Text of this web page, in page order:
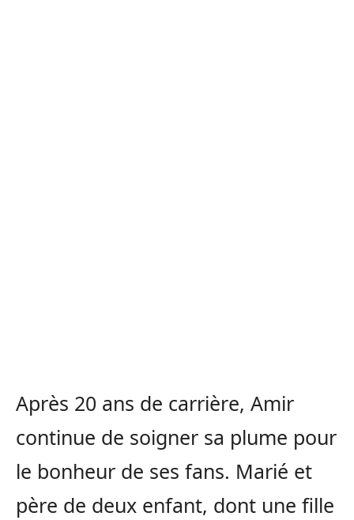
Après 20 ans de carrière, Amir
continue de soigner sa plume pour
le bonheur de ses fans. Marié et
père de deux enfant, dont une fille